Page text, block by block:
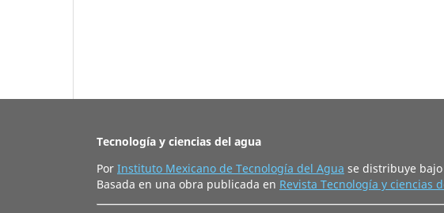
Tecnología y ciencias del agua
Por Instituto Mexicano de Tecnología del Agua se distribuye
Basada en una obra publicada en Revista Tecnología y ciencias